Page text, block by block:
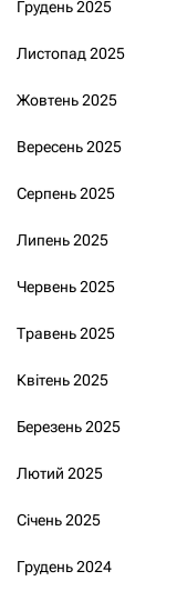
Грудень 2025
Листопад 2025
Жовтень 2025
Вересень 2025
Серпень 2025
Липень 2025
Червень 2025
Травень 2025
Квітень 2025
Березень 2025
Лютий 2025
Січень 2025
Грудень 2024